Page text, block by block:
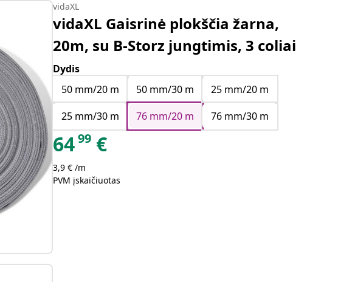
vidaXL
vidaXL Gaisrinė plokščia žarna,
20m, su B-Storz jungtimis, 3 coliai
Dydis
50 mm/20 m
50 mm/30 m
25 mm/20 m
25 mm/30 m
76 mm/20 m 76 mm/30 m
6499 €
3,9 € /m
PVM įskaičiuotas